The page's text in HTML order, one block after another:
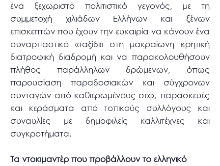
ένα ξεχωριστό πολιτιστικό γεγονός, με τη
συμμετοχή χιλιάδων Ελλήνων και ξένων
επισκεπτών που έχουν την ευκαιρία να κάνουν ένα
συναρπαστικό «ταξίδι» στη μακραίωνη κρητική
διατροφική διαδρομή και να παρακολουθήσουν
πλήθος παράλληλων δρώμενων, όπως
παρουσίαση παραδοσιακών και σύγχρονων
συνταγών από καθιερωμένους σεφ, παρασκευές
και κεράσματα από τοπικούς συλλόγους και
συναυλίες με δημοφιλείς καλλιτέχνες και
συγκροτήματα.
Τα ντοκιμαντέρ που προβάλλουν το ελληνικό